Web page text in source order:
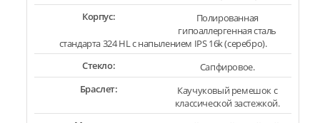
Корпус:
Полированная
гипоаллергенная сталь
стандарта 324 HL с напылением IPS 16k (серебро).
Стекло:
Сапфировое.
Браслет:
Каучуковый ремешок с
классической застежкой.